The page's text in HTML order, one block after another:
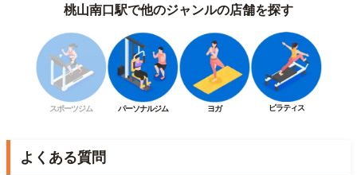
桃山南口駅で他のジャンルの店舗を探す
スポーツジム パーソナルジム ヨガ ピラティス
よくある質問